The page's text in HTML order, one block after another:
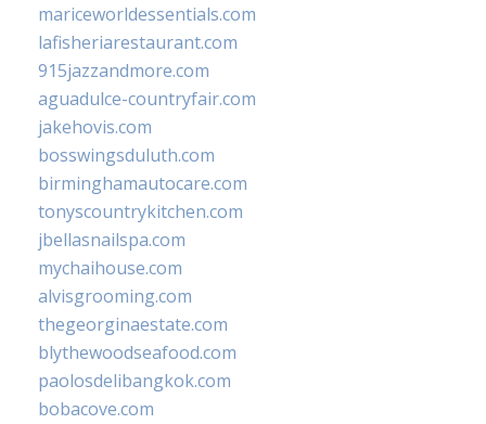
mariceworldessentials.com
lafisheriarestaurant.com
915jazzandmore.com
aguadulce-countryfair.com
jakehovis.com
bosswingsduluth.com
birminghamautocare.com
tonyscountrykitchen.com
jbellasnailspa.com
mychaihouse.com
alvisgrooming.com
thegeorginaestate.com
blythewoodseafood.com
paolosdelibangkok.com
bobacove.com